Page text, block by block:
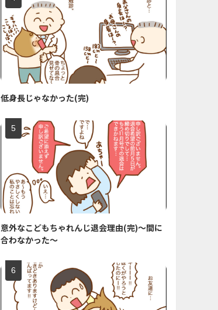
低身長じゃなかった(完)
意外なこどもちゃれんじ退会理由(完)〜間に
合わなかった〜